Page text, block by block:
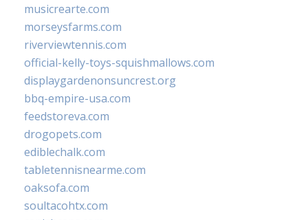
musicrearte.com
morseysfarms.com
riverviewtennis.com
official-kelly-toys-squishmallows.com
displaygardenonsuncrest.org
bbq-empire-usa.com
feedstoreva.com
drogopets.com
ediblechalk.com
tabletennisnearme.com
oaksofa.com
soultacohtx.com